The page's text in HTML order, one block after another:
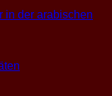
in der arabischen